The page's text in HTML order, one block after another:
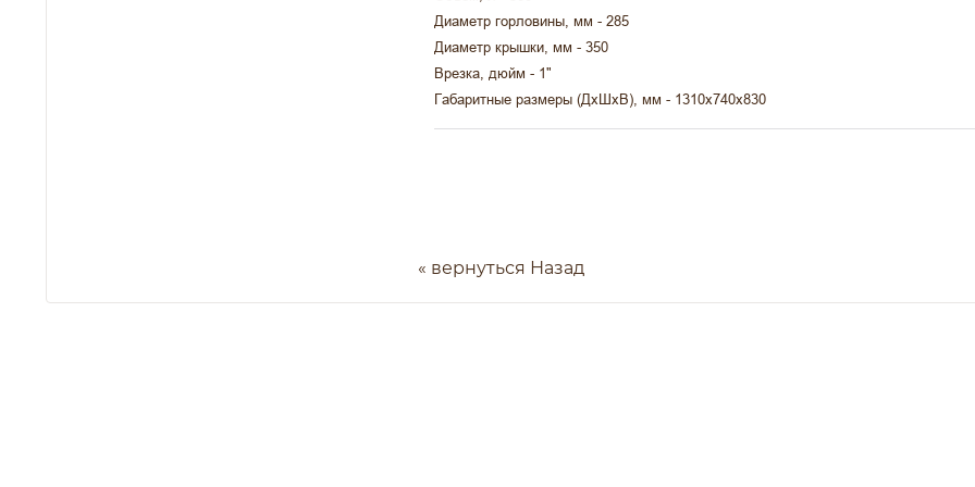
Диаметр горловины, мм - 285
Диаметр крышки, мм - 350
Врезка, дюйм - 1"
Габаритные размеры (ДхШхВ), мм - 1310х740х830
« вернуться Назад